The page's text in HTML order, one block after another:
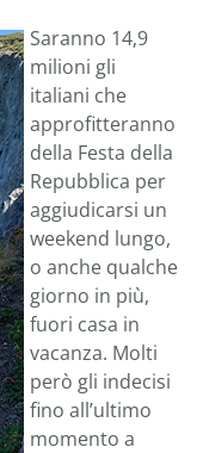
Saranno 14,9
milioni gli
italiani che
approfitteranno
della Festa della
Repubblica per
aggiudicarsi un
weekend lungo,
o anche qualche
giorno in più,
fuori casa in
vacanza. Molti
però gli indecisi
fino all’ultimo
momento a